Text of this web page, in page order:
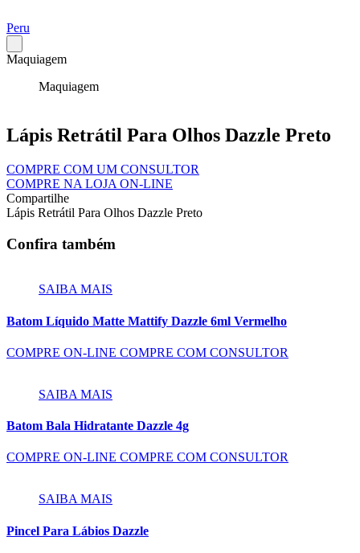
Peru
Maquiagem
Maquiagem
Lápis Retrátil Para Olhos Dazzle Preto
COMPRE COM UM CONSULTOR
COMPRE NA LOJA ON-LINE
Compartilhe
Lápis Retrátil Para Olhos Dazzle Preto
Confira também
SAIBA MAIS
Batom Líquido Matte Mattify Dazzle 6ml Vermelho
COMPRE ON-LINE COMPRE COM CONSULTOR
SAIBA MAIS
Batom Bala Hidratante Dazzle 4g
COMPRE ON-LINE COMPRE COM CONSULTOR
SAIBA MAIS
Pincel Para Lábios Dazzle